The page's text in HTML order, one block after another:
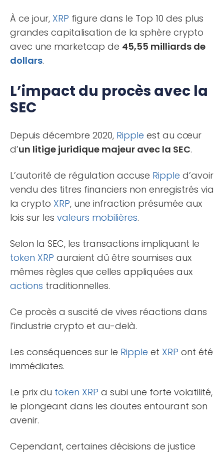
À ce jour, XRP figure dans le Top 10 des plus
grandes capitalisation de la sphère crypto
avec une marketcap de 45,55 milliards de
dollars.
L’impact du procès avec la
SEC
Depuis décembre 2020, Ripple est au cœur
d’un litige juridique majeur avec la SEC.
L’autorité de régulation accuse Ripple d’avoir
vendu des titres financiers non enregistrés via
la crypto XRP, une infraction présumée aux
lois sur les valeurs mobilières.
Selon la SEC, les transactions impliquant le
token XRP auraient dû être soumises aux
mêmes règles que celles appliquées aux
actions traditionnelles.
Ce procès a suscité de vives réactions dans
l’industrie crypto et au-delà.
Les conséquences sur le Ripple et XRP ont été
immédiates.
Le prix du token XRP a subi une forte volatilité,
le plongeant dans les doutes entourant son
avenir.
Cependant, certaines décisions de justice